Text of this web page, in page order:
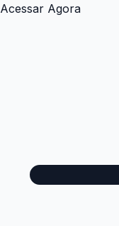
Acessar Agora